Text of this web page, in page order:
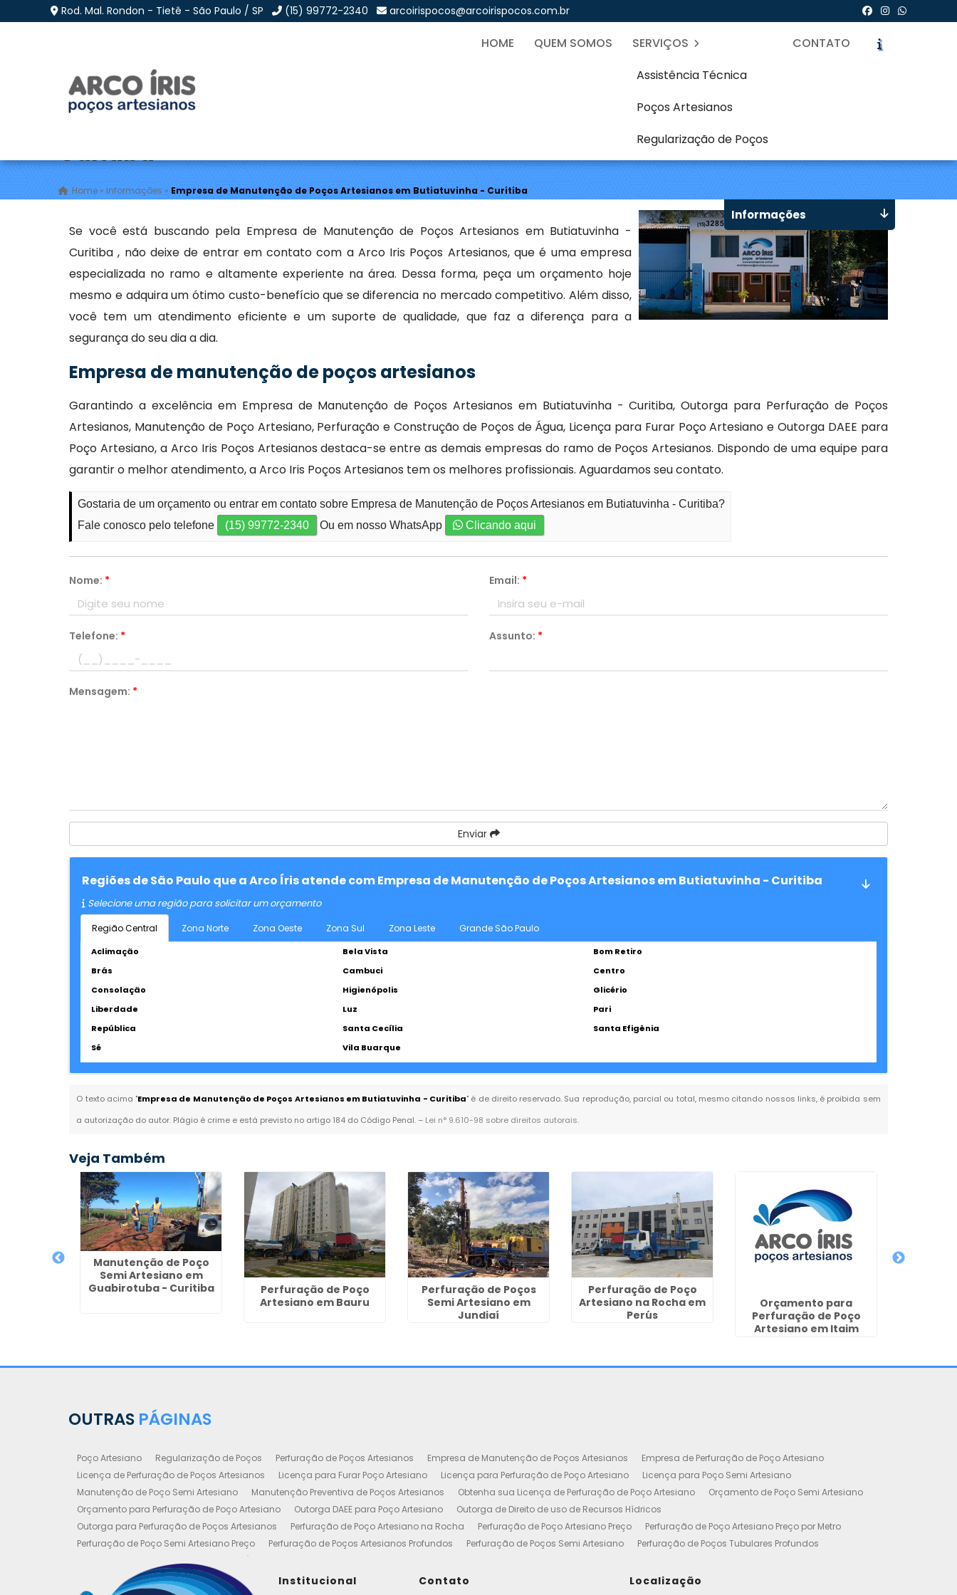
Rod. Mal. Rondon - Tietê - São Paulo / SP (15) 99772-2340 arcoirispocos@arcoirispocos.com.br
HOME QUEM SOMOS
SERVIÇOS
Assistência Técnica
Poços Artesianos
Regularização de Poços
CONTATO
Empresa de Manutenção de Poços Artesianos em Butiatuvinha -
Curitiba
Home »Informações » Empresa de Manutenção de Poços Artesianos em Butiatuvinha - Curitiba
Solicite um Orçamento
Se você está buscando pela Empresa de Manutenção de Poços Artesianos em Butiatuvinha -
Curitiba , não deixe de entrar em contato com a Arco Iris Poços Artesianos, que é uma empresa
especializada no ramo e altamente experiente na área. Dessa forma, peça um orçamento hoje
mesmo e adquira um ótimo custo-benefício que se diferencia no mercado competitivo. Além disso,
você tem um atendimento eficiente e um suporte de qualidade, que faz a diferença para a
segurança do seu dia a dia.
Empresa de manutenção de poços artesianos
Garantindo a excelência em Empresa de Manutenção de Poços Artesianos em Butiatuvinha - Curitiba, Outorga para Perfuração de Poços
Artesianos, Manutenção de Poço Artesiano, Perfuração e Construção de Poços de Água, Licença para Furar Poço Artesiano e Outorga DAEE para
Poço Artesiano, a Arco Iris Poços Artesianos destaca-se entre as demais empresas do ramo de Poços Artesianos. Dispondo de uma equipe para
garantir o melhor atendimento, a Arco Iris Poços Artesianos tem os melhores profissionais. Aguardamos seu contato.
Gostaria de um orçamento ou entrar em contato sobre Empresa de Manutenção de Poços Artesianos em Butiatuvinha - Curitiba?
Fale conosco pelo telefone
(15) 99772-2340 Ou em nosso WhatsApp Clicando aqui
Nome: * Email: *
Telefone: * Assunto: *
Mensagem: *
Enviar
Regiões de São Paulo que a Arco Íris atende com Empresa de Manutenção de Poços Artesianos em Butiatuvinha - Curitiba
Selecione uma região para solicitar um orçamento
Região Central Zona Norte Zona Oeste Zona Sul Zona Leste Grande São Paulo
Aclimação Bela Vista
Bom Retiro
Brás
Cambuci
Centro
Consolação
Higienópolis
Glicério
Liberdade
Luz
Pari
República
Santa Cecília
Santa Efigênia
Sé
Vila Buarque
O texto acima "Empresa de Manutenção de Poços Artesianos em Butiatuvinha - Curitiba" é de direito reservado. Sua reprodução, parcial ou total, mesmo citando nossos links, é proibida sem
a autorização do autor. Plágio é crime e está previsto no artigo 184 do Código Penal. – Lei n° 9.610-98 sobre direitos autorais.
Informações
Veja Também
Manutenção de Poço
Semi Artesiano em
Guabirotuba - Curitiba
Perfuração de Poço
Artesiano em Bauru
Perfuração de Poços
Semi Artesiano em
Jundiaí
Perfuração de Poço
Artesiano na Rocha em
Perús
Orçamento para
Perfuração de Poço
Artesiano em Itaim
OUTRAS PÁGINAS
Poço Artesiano Regularização de Poços Perfuração de Poços Artesianos Empresa de Manutenção de Poços Artesianos
Empresa de Perfuração de Poço Artesiano
Licença de Perfuração de Poços Artesianos
Licença para Furar Poço Artesiano Licença para Perfuração de Poço Artesiano
Licença para Poço Semi Artesiano
Manutenção de Poço Semi Artesiano
Manutenção Preventiva de Poços Artesianos Obtenha sua Licença de Perfuração de Poço Artesiano
Orçamento de Poço Semi Artesiano
Orçamento para Perfuração de Poço Artesiano
Outorga DAEE para Poço Artesiano
Outorga de Direito de uso de Recursos Hídricos
Outorga para Perfuração de Poços Artesianos
Perfuração de Poço Artesiano na Rocha Perfuração de Poço Artesiano Preço
Perfuração de Poço Artesiano Preço por Metro
Perfuração de Poço Semi Artesiano Preço
Perfuração de Poços Artesianos Profundos Perfuração de Poços Semi Artesiano
Perfuração de Poços Tubulares Profundos
Perfuração e Construção de Poços de Água
Poço Artesiano Valor Metro
Poço Semi Artesiano Manutenção Projeto de Perfuração de Poços Artesianos
Quanto Custa o Metro de Perfuração de Poço Artesiano
Institucional Contato Localização